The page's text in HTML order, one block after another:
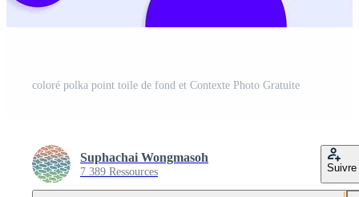
coloré polka point toile de fond et Contexte Photo Gratuite
Suphachai Wongmasoh
7 389 Ressources Suivre